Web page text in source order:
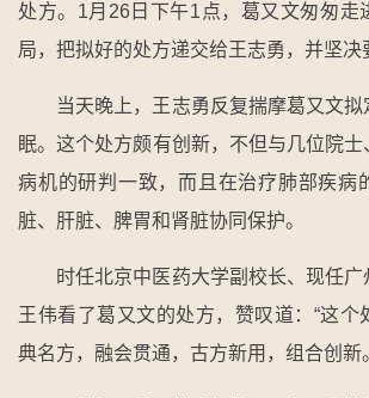
处方。1月26日下午1点，葛又文匆匆走
局，把拟好的处方递交给王志勇，并坚决
当天晚上，王志勇反复揣摩葛又文
眠。这个处方颇有创新，不但与几位院
病机的研判一致，而且在治疗肺部疾病
脏、肝脏、脾胃和肾脏协同保护。
时任北京中医药大学副校长、现任
王伟看了葛又文的处方，赞叹道：“这个
典名方，融会贯通，古方新用，组合创新